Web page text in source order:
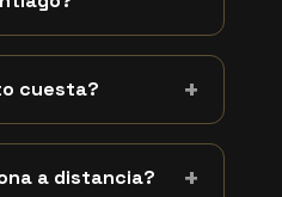
cuesta? +
a distancia? +